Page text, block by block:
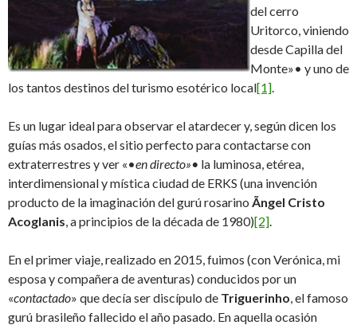
del cerro
Uritorco, viniendo
desde Capilla del
Monte»• y uno de
los tantos destinos del turismo esotérico local[1].
Es un lugar ideal para observar el atardecer y, según dicen los
guías más osados, el sitio perfecto para contactarse con
extraterrestres y ver «•en directo»• la luminosa, etérea,
interdimensional y mística ciudad de ERKS (una invención
producto de la imaginación del gurú rosarino Ãngel Cristo
Acoglanis, a principios de la década de 1980)[2].
En el primer viaje, realizado en 2015, fuimos (con Verónica, mi
esposa y compañera de aventuras) conducidos por un
«contactado» que decía ser discípulo de Triguerinho, el famoso
gurú brasileño fallecido el año pasado. En aquella ocasión